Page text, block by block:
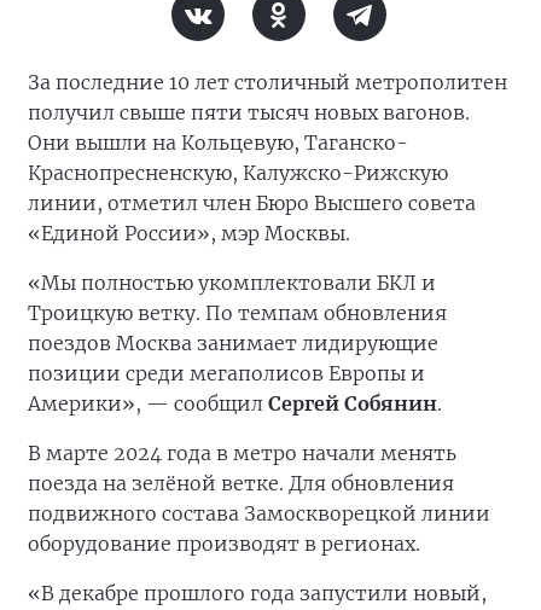
За последние 10 лет столичный метрополитен
получил свыше пяти тысяч новых вагонов.
Они вышли на Кольцевую, Таганско-
Краснопресненскую, Калужско-Рижскую
линии, отметил член Бюро Высшего совета
«Единой России», мэр Москвы.
«Мы полностью укомплектовали БКЛ и
Троицкую ветку. По темпам обновления
поездов Москва занимает лидирующие
позиции среди мегаполисов Европы и
Америки», — сообщил Сергей Собянин.
В марте 2024 года в метро начали менять
поезда на зелёной ветке. Для обновления
подвижного состава Замоскворецкой линии
оборудование производят в регионах.
«В декабре прошлого года запустили новый,